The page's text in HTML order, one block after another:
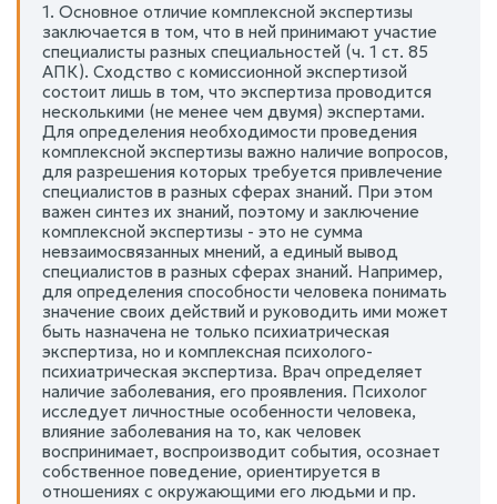
1. Основное отличие комплексной экспертизы
заключается в том, что в ней принимают участие
специалисты разных специальностей (ч. 1 ст. 85
АПК). Сходство с комиссионной экспертизой
состоит лишь в том, что экспертиза проводится
несколькими (не менее чем двумя) экспертами.
Для определения необходимости проведения
комплексной экспертизы важно наличие вопросов,
для разрешения которых требуется привлечение
специалистов в разных сферах знаний. При этом
важен синтез их знаний, поэтому и заключение
комплексной экспертизы - это не сумма
невзаимосвязанных мнений, а единый вывод
специалистов в разных сферах знаний. Например,
для определения способности человека понимать
значение своих действий и руководить ими может
быть назначена не только психиатрическая
экспертиза, но и комплексная психолого-
психиатрическая экспертиза. Врач определяет
наличие заболевания, его проявления. Психолог
исследует личностные особенности человека,
влияние заболевания на то, как человек
воспринимает, воспроизводит события, осознает
собственное поведение, ориентируется в
отношениях с окружающими его людьми и пр.